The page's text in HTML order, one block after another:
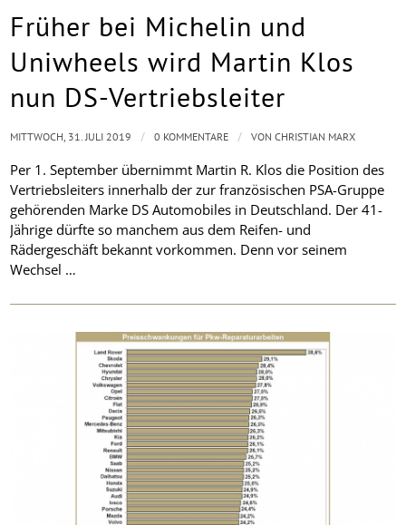
Früher bei Michelin und
Uniwheels wird Martin Klos
nun DS-Vertriebsleiter
Per 1. September übernimmt Martin R. Klos die Position des
Vertriebsleiters innerhalb der zur französischen PSA-Gruppe
gehörenden Marke DS Automobiles in Deutschland. Der 41-
Jährige dürfte so manchem aus dem Reifen- und
Rädergeschäft bekannt vorkommen. Denn vor seinem
Wechsel …
MITTWOCH, 31. JULI 2019 / 0 KOMMENTARE / VONCHRISTIAN MARX